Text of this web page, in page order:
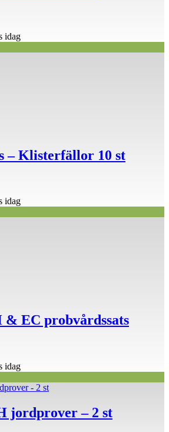
idag
– Klisterfällor 10 st
idag
& EC probvårdssats
idag
jordprover – 2 st